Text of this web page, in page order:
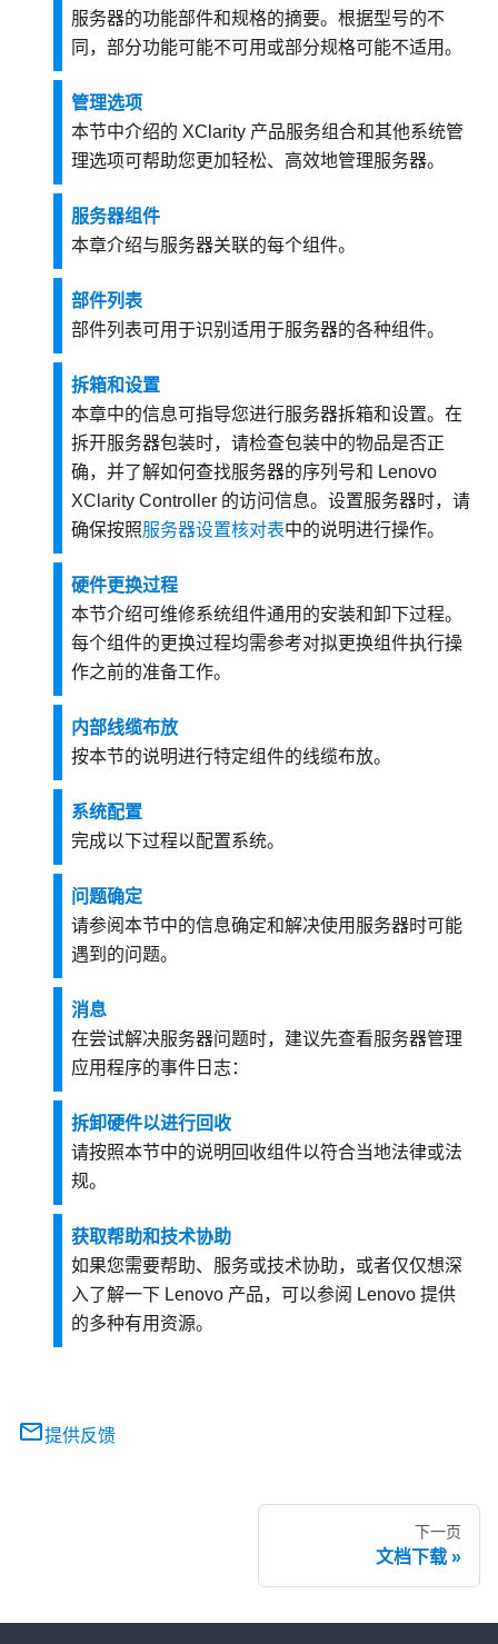
服务器的功能部件和规格的摘要。根据型号的不
同，部分功能可能不可用或部分规格可能不适用。
管理选项
本节中介绍的 XClarity 产品服务组合和其他系统管
理选项可帮助您更加轻松、高效地管理服务器。
服务器组件
本章介绍与服务器关联的每个组件。
部件列表
部件列表可用于识别适用于服务器的各种组件。
拆箱和设置
本章中的信息可指导您进行服务器拆箱和设置。在
拆开服务器包装时，请检查包装中的物品是否正
确，并了解如何查找服务器的序列号和 Lenovo
XClarity Controller 的访问信息。设置服务器时，请
确保按照服务器设置核对表中的说明进行操作。
硬件更换过程
本节介绍可维修系统组件通用的安装和卸下过程。
每个组件的更换过程均需参考对拟更换组件执行操
作之前的准备工作。
内部线缆布放
按本节的说明进行特定组件的线缆布放。
系统配置
完成以下过程以配置系统。
问题确定
请参阅本节中的信息确定和解决使用服务器时可能
遇到的问题。
消息
在尝试解决服务器问题时，建议先查看服务器管理
应用程序的事件日志：
拆卸硬件以进行回收
请按照本节中的说明回收组件以符合当地法律或法
规。
获取帮助和技术协助
如果您需要帮助、服务或技术协助，或者仅仅想深
入了解一下 Lenovo 产品，可以参阅 Lenovo 提供
的多种有用资源。
提供反馈
下一页
文档下载